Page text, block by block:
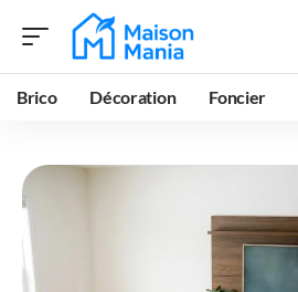
Brico Décoration Foncier